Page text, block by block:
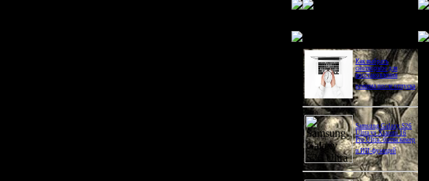
Как выбрать
снотворное для
восстановления
режима после отпуска
Samsung Galaxy S26
Ultra vs Xiaomi 16
Pro Ultra: битва камер
и ИИ-функций